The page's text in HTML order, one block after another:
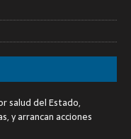
salud del Estado,
y arrancan acciones